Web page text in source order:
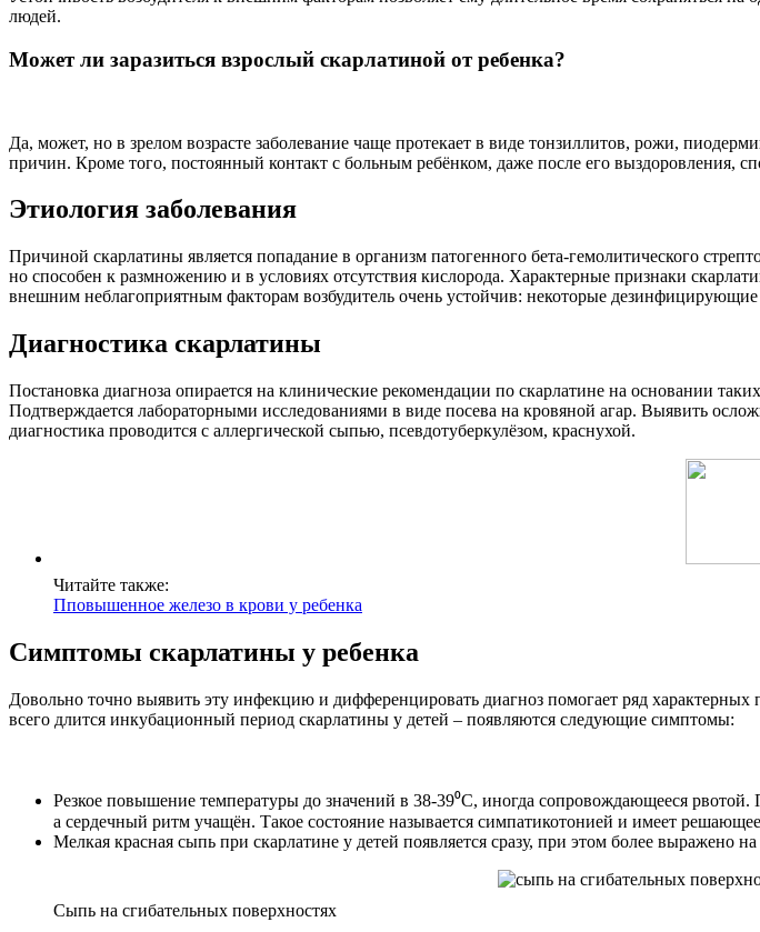
людей.
Может ли заразиться взрослый скарлатиной от ребенка?
Да, может, но в зрелом возрасте заболевание чаще протекает в виде тонзиллитов, рожи,
причин. Кроме того, постоянный контакт с больным ребёнком, даже после его выздоровления,
Этиология заболевания
Причиной скарлатины является попадание в организм патогенного бета-гемолитического
но способен к размножению и в условиях отсутствия кислорода. Характерные признаки
внешним неблагоприятным факторам возбудитель очень устойчив: некоторые
Диагностика скарлатины
Постановка диагноза опирается на клинические рекомендации по скарлатине на основании
Подтверждается лабораторными исследованиями в виде посева на кровяной агар. Выявить
диагностика проводится с аллергической сыпью, псевдотуберкулёзом, краснухой.
Читайте также:
Пповышенное железо в крови у ребенка
Симптомы скарлатины у ребенка
Довольно точно выявить эту инфекцию и дифференцировать диагноз помогает ряд
всего длится инкубационный период скарлатины у детей – появляются следующие симптомы:
Резкое повышение температуры до значений в 38-39⁰С, иногда сопровождающееся
а сердечный ритм учащён. Такое состояние называется симпатикотонией и имеет
Мелкая красная сыпь при скарлатине у детей появляется сразу, при этом более выражено
Сыпь на сгибательных поверхностях